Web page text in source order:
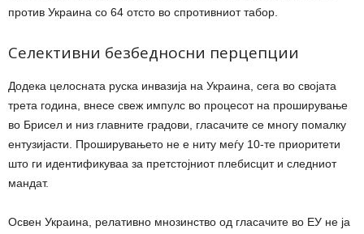
против Украина со 64 отсто во спротивниот табор.
Селективни безбедносни перцепции
Додека целосната руска инвазија на Украина, сега во својата
трета година, внесе свеж импулс во процесот на проширување
во Брисел и низ главните градови, гласачите се многу помалку
ентузијасти. Проширувањето не е ниту меѓу 10-те приоритети
што ги идентификуваа за претстојниот плебисцит и следниот
мандат.
Освен Украина, релативно мнозинство од гласачите во ЕУ не ја